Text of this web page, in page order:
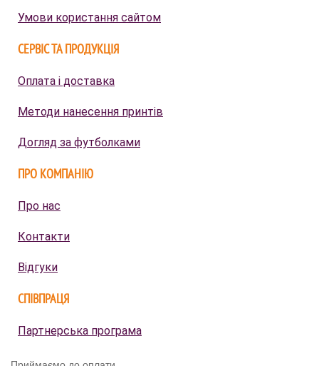
Умови користання сайтом
СЕРВІС ТА ПРОДУКЦІЯ
Оплата і доставка
Методи нанесення принтів
Догляд за футболками
ПРО КОМПАНІЮ
Про нас
Контакти
Відгуки
СПІВПРАЦЯ
Партнерська програма